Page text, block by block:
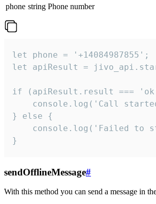
phone string Phone number
let phone = '+14084987855';
let apiResult =
if (apiResult.result ===
console.log('Call
} else {
console.log('Failed to
}
sendOfflineMessage#
With this method you can send a message in